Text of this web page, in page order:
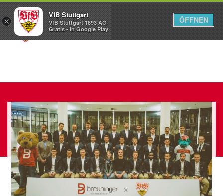
Menü
×
VfB Stuttgart
VfB Stuttgart 1893 AG
Gratis - In Google Play
ÖFFNEN